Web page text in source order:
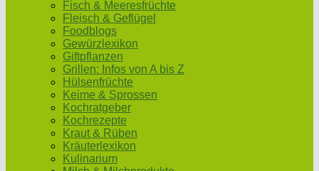
Fisch & Meeresfrüchte
Fleisch & Geflügel
Foodblogs
Gewürzlexikon
Giftpflanzen
Grillen: Infos von A bis Z
Hülsenfrüchte
Keime & Sprossen
Kochratgeber
Kochrezepte
Kraut & Rüben
Kräuterlexikon
Kulinarium